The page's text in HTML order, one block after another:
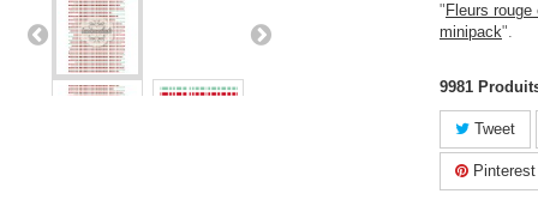
" Fleurs
minipack".
9981
Tweet
Pinterest